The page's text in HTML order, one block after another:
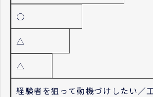
○
△
△
経験者を狙って動機づけしたい／